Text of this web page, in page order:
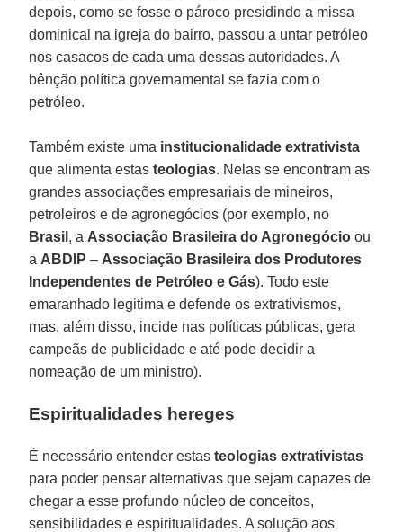
depois, como se fosse o pároco presidindo a missa
dominical na igreja do bairro, passou a untar petróleo
nos casacos de cada uma dessas autoridades. A
bênção política governamental se fazia com o
petróleo.
Também existe uma institucionalidade extrativista
que alimenta estasteologias. Nelas se encontram as
grandes associações empresariais de mineiros,
petroleiros e de agronegócios (por exemplo, no
Brasil , a Associação Brasileira do Agronegócio ou
a ABDIP – Associação Brasileira dos Produtores
Independentes de Petróleo e Gás). Todo este
emaranhado legitima e defende os extrativismos,
mas, além disso, incide nas políticas públicas, gera
campeãs de publicidade e até pode decidir a
nomeação de um ministro).
Espiritualidades hereges
É necessário entender estas teologias extrativistas
para poder pensar alternativas que sejam capazes de
chegar a esse profundo núcleo de conceitos,
sensibilidades e espiritualidades. A solução aos